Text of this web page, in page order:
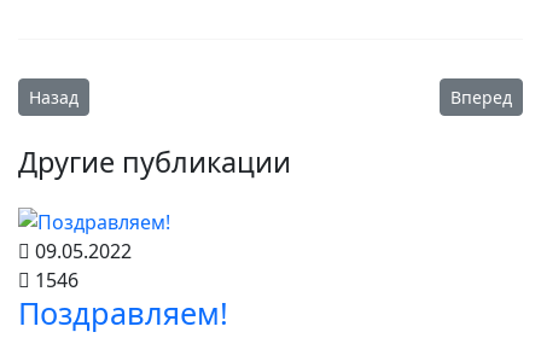
Предыдущий: Бекстейдж с фотосъемки продукции
Назад Вперед
Другие публикации
09.05.2022
1546
Поздравляем!